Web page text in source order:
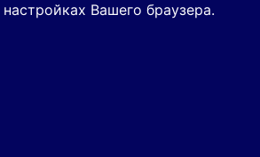
Вашего браузера.